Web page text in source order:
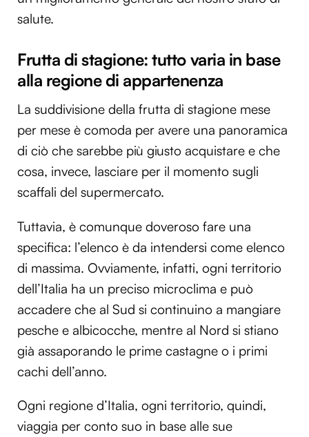
salute.
Frutta di stagione: tutto varia in base
alla regione di appartenenza
La suddivisione della frutta di stagione mese
per mese è comoda per avere una panoramica
di ciò che sarebbe più giusto acquistare e che
cosa, invece, lasciare per il momento sugli
scaffali del supermercato.
Tuttavia, è comunque doveroso fare una
specifica: l’elenco è da intendersi come elenco
di massima. Ovviamente, infatti, ogni territorio
dell’Italia ha un preciso microclima e può
accadere che al Sud si continuino a mangiare
pesche e albicocche, mentre al Nord si stiano
già assaporando le prime castagne o i primi
cachi dell’anno.
Ogni regione d’Italia, ogni territorio, quindi,
viaggia per conto suo in base alle sue